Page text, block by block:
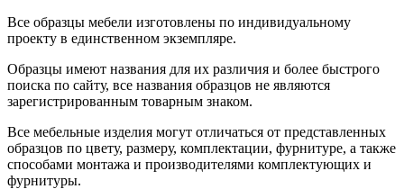
Все образцы мебели изготовлены по индивидуальному
проекту в единственном экземпляре.
Образцы имеют названия для их различия и более быстрого
поиска по сайту, все названия образцов не являются
зарегистрированным товарным знаком.
Все мебельные изделия могут отличаться от представленных
образцов по цвету, размеру, комплектации, фурнитуре, а также
способами монтажа и производителями комплектующих и
фурнитуры.